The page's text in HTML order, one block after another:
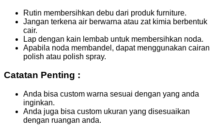
Rutin membersihkan debu dari produk furniture.
Jangan terkena air berwarna atau zat kimia berbentuk
cair.
Lap dengan kain lembab untuk membersihkan noda.
Apabila noda membandel, dapat menggunakan cairan
polish atau polish spray.
Catatan Penting :
Anda bisa custom warna sesuai dengan yang anda
inginkan.
Anda juga bisa custom ukuran yang disesuaikan
dengan ruangan anda.